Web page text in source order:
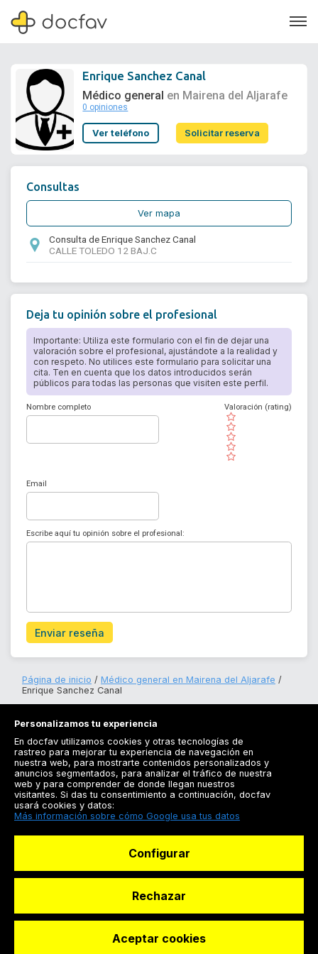
Soporte
Enrique Sanchez Canal
Médico general en Mairena del Aljarafe
0 opiniones
Ver teléfono Solicitar reserva
Consultas
Ver mapa
Consulta de Enrique Sanchez Canal
CALLE TOLEDO 12 BAJ.C
Deja tu opinión sobre el profesional
Importante: Utiliza este formulario con el fin de dejar una
valoración sobre el profesional, ajustándote a la realidad y
con respeto. No utilices este formulario para solicitar una
cita. Ten en cuenta que los datos introducidos serán
públicos para todas las personas que visiten este perfil.
Nombre completo
( )
( )
( )
( )
( )
Valoración (rating)
Email
Escribe aquí tu opinión sobre el profesional:
Enviar reseña
Página de inicio
Médico general en Mairena del Aljarafe
Enrique Sanchez Canal
Registrarse
Docfav
© Dashboard Technologies S.L
Personalizamos tu experiencia
En docfav utilizamos cookies y otras tecnologías de
rastreo para mejorar tu experiencia de navegación en
nuestra web, para mostrarte contenidos personalizados y
anuncios segmentados, para analizar el tráfico de nuestra
web y para comprender de donde llegan nuestros
visitantes. Si das tu consentimiento a continuación, docfav
usará cookies y datos:
Más información sobre cómo Google usa tus datos
Configurar
Rechazar
Aceptar cookies